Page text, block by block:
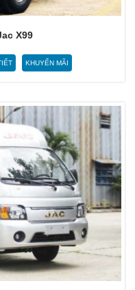
X99
KHUYẾN MÃI